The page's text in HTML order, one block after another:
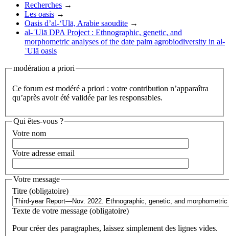
Recherches →
Les oasis →
Oasis d’al-‘Ulā, Arabie saoudite →
al-ʿUlā DPA Project : Ethnographic, genetic, and
morphometric analyses of the date palm agrobiodiversity in al-
ʿUlā oasis
modération a priori
Ce forum est modéré a priori : votre contribution n’apparaîtra
qu’après avoir été validée par les responsables.
Qui êtes-vous ?
Votre nom
Votre adresse email
Votre message
Titre (obligatoire)
Texte de votre message (obligatoire)
Pour créer des paragraphes, laissez simplement des lignes vides.